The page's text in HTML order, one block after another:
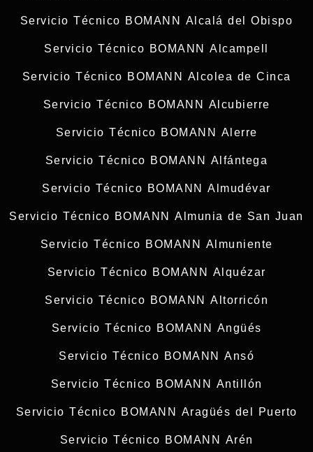
Servicio Técnico BOMANN Alcalá del Obispo
Servicio Técnico BOMANN Alcampell
Servicio Técnico BOMANN Alcolea de Cinca
Servicio Técnico BOMANN Alcubierre
Servicio Técnico BOMANN Alerre
Servicio Técnico BOMANN Alfántega
Servicio Técnico BOMANN Almudévar
Servicio Técnico BOMANN Almunia de San Juan
Servicio Técnico BOMANN Almuniente
Servicio Técnico BOMANN Alquézar
Servicio Técnico BOMANN Altorricón
Servicio Técnico BOMANN Angüés
Servicio Técnico BOMANN Ansó
Servicio Técnico BOMANN Antillón
Servicio Técnico BOMANN Aragüés del Puerto
Servicio Técnico BOMANN Arén